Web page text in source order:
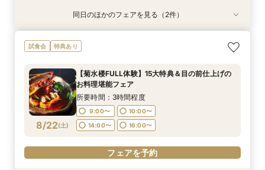
8/21(金 )
※＼まずは情報収集だけ／※90分クイックで会場
ご案内フェア
9:00〜
10:00〜
14:00〜
16:00〜
フェアを予約
8/21(金 )
《★オンライン90分フェア★》一旦情報収集の
方＆遠方の方向け
9:00〜
10:00〜
14:00〜
16:00〜
フェアを予約
同日のほかのフェアを見る（2件）
試食会 特典あり
8/22(土)
【菊水楼FULL体験】15大特典＆目の前仕上げの
お料理堪能フェア
所要時間：3時間程度
9:00〜
10:00〜
14:00〜
16:00〜
フェアを予約